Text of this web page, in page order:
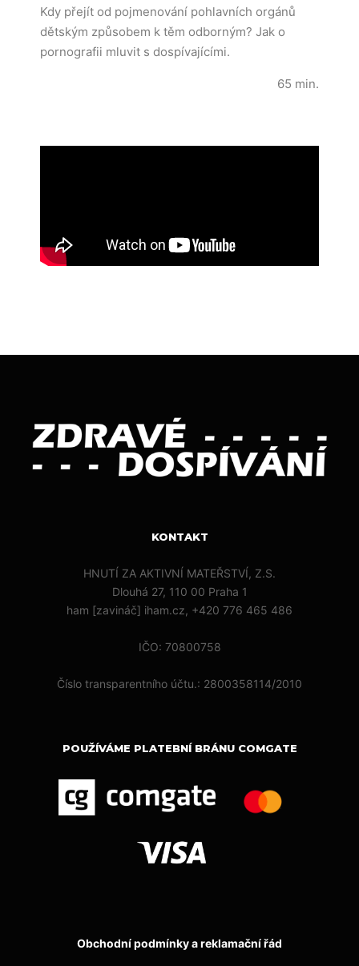
Kdy přejít od pojmenování pohlavních orgánů
dětským způsobem k těm odborným? Jak o
pornografii mluvit s dospívajícími.
65 min.
KONTAKT
HNUTÍ ZA AKTIVNÍ MATEŘSTVÍ, Z.S.
Dlouhá 27, 110 00 Praha 1
ham [zavináč] iham.cz, +420 776 465 486
IČO: 70800758
Číslo transparentního účtu.: 2800358114/2010
POUŽÍVÁME PLATEBNÍ BRÁNU COMGATE
Obchodní podmínky a reklamační řád